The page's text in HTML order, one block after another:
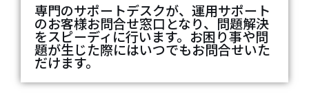
専門のサポートデスクが、運用サポート
のお客様お問合せ窓口となり、問題解決
をスピーディに行います。お困り事や問
題が生じた際にはいつでもお問合せいた
だけます。